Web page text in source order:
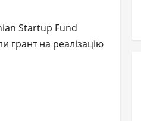
Startup Fund
грант на реалізацію